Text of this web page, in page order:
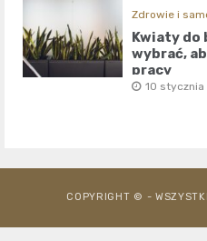
Zdrowie i
Kwiaty do
wybrać,
pracy
10 stycznia
COPYRIGHT © -